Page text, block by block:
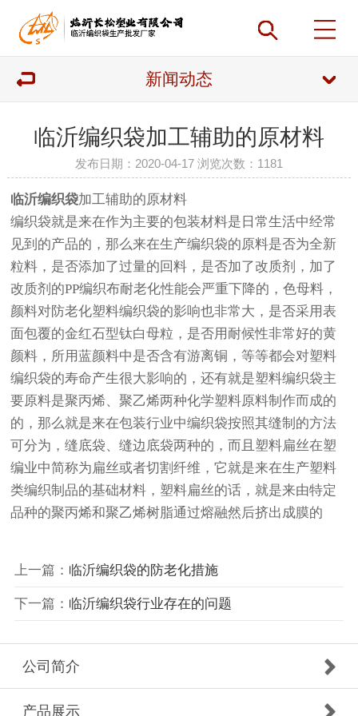
新闻动态
临沂编织袋加工辅助的原材料
发布日期：2020-04-17 浏览次数： 1181
临沂编织袋加工辅助的原材料
编织袋就是来在作为主要的包装材料是日常生活中经常
见到的产品的，那么来在生产编织袋的原料是否为全新
粒料，是否添加了过量的回料，是否加了改质剂，加了
改质剂的PP编织布耐老化性能会严重下降的，色母料，
颜料对防老化塑料编织袋的影响也非常大，是否采用表
面包覆的金红石型钛白母粒，是否用耐候性非常好的黄
颜料，所用蓝颜料中是否含有游离铜，等等都会对塑料
编织袋的寿命产生很大影响的，还有就是塑料编织袋主
要原料是聚丙烯、聚乙烯两种化学塑料原料制作而成的
的，那么就是来在包装行业中编织袋按照其缝制的方法
可分为，缝底袋、缝边底袋两种的，而且塑料扁丝在塑
编业中简称为扁丝或者切割纤维，它就是来在生产塑料
类编织制品的基础材料，塑料扁丝的话，就是来由特定
品种的聚丙烯和聚乙烯树脂通过熔融然后挤出成膜的
上一篇： 临沂编织袋的防老化措施
下一篇： 临沂编织袋行业存在的问题
公司简介
产品展示